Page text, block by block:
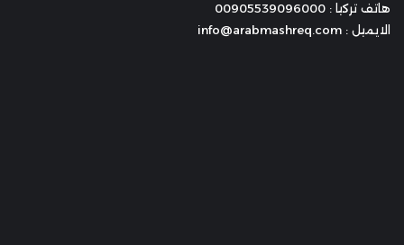
هاتف تركيا : 00905539096000
الايميل : info@arabmashreq.com